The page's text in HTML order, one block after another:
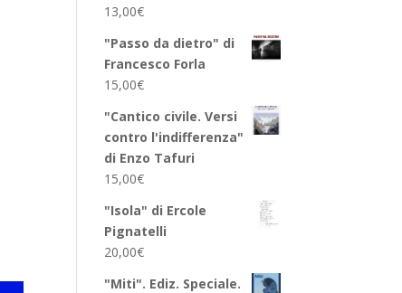
13,00€
"Passo da dietro" di
Francesco Forla
15,00€
"Cantico civile. Versi
contro l'indifferenza"
di Enzo Tafuri
15,00€
"Isola" di Ercole
Pignatelli
20,00€
"Miti". Ediz. Speciale.